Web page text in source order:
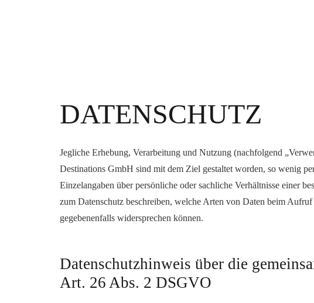
DATENSCHUTZ
Jegliche Erhebung, Verarbeitung und Nutzung (nachfolgend
Destinations GmbH sind mit dem Ziel gestaltet worden, so wenig
Einzelangaben über persönliche oder sachliche Verhältnisse einer
zum Datenschutz beschreiben, welche Arten von Daten beim
gegebenenfalls widersprechen können.
Datenschutzhinweis über die
Art. 26 Abs. 2 DSGVO